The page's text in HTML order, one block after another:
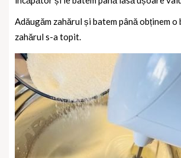
Adăugăm zahărul și batem până obținem o
zahărul s-a topit.